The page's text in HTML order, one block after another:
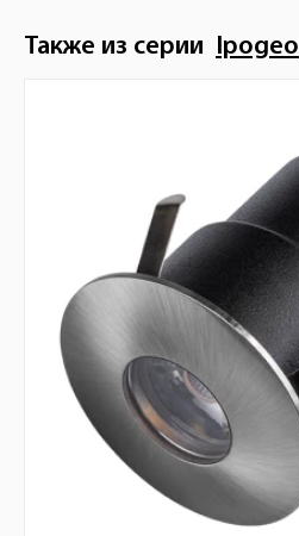
Также из серии Ipogeo